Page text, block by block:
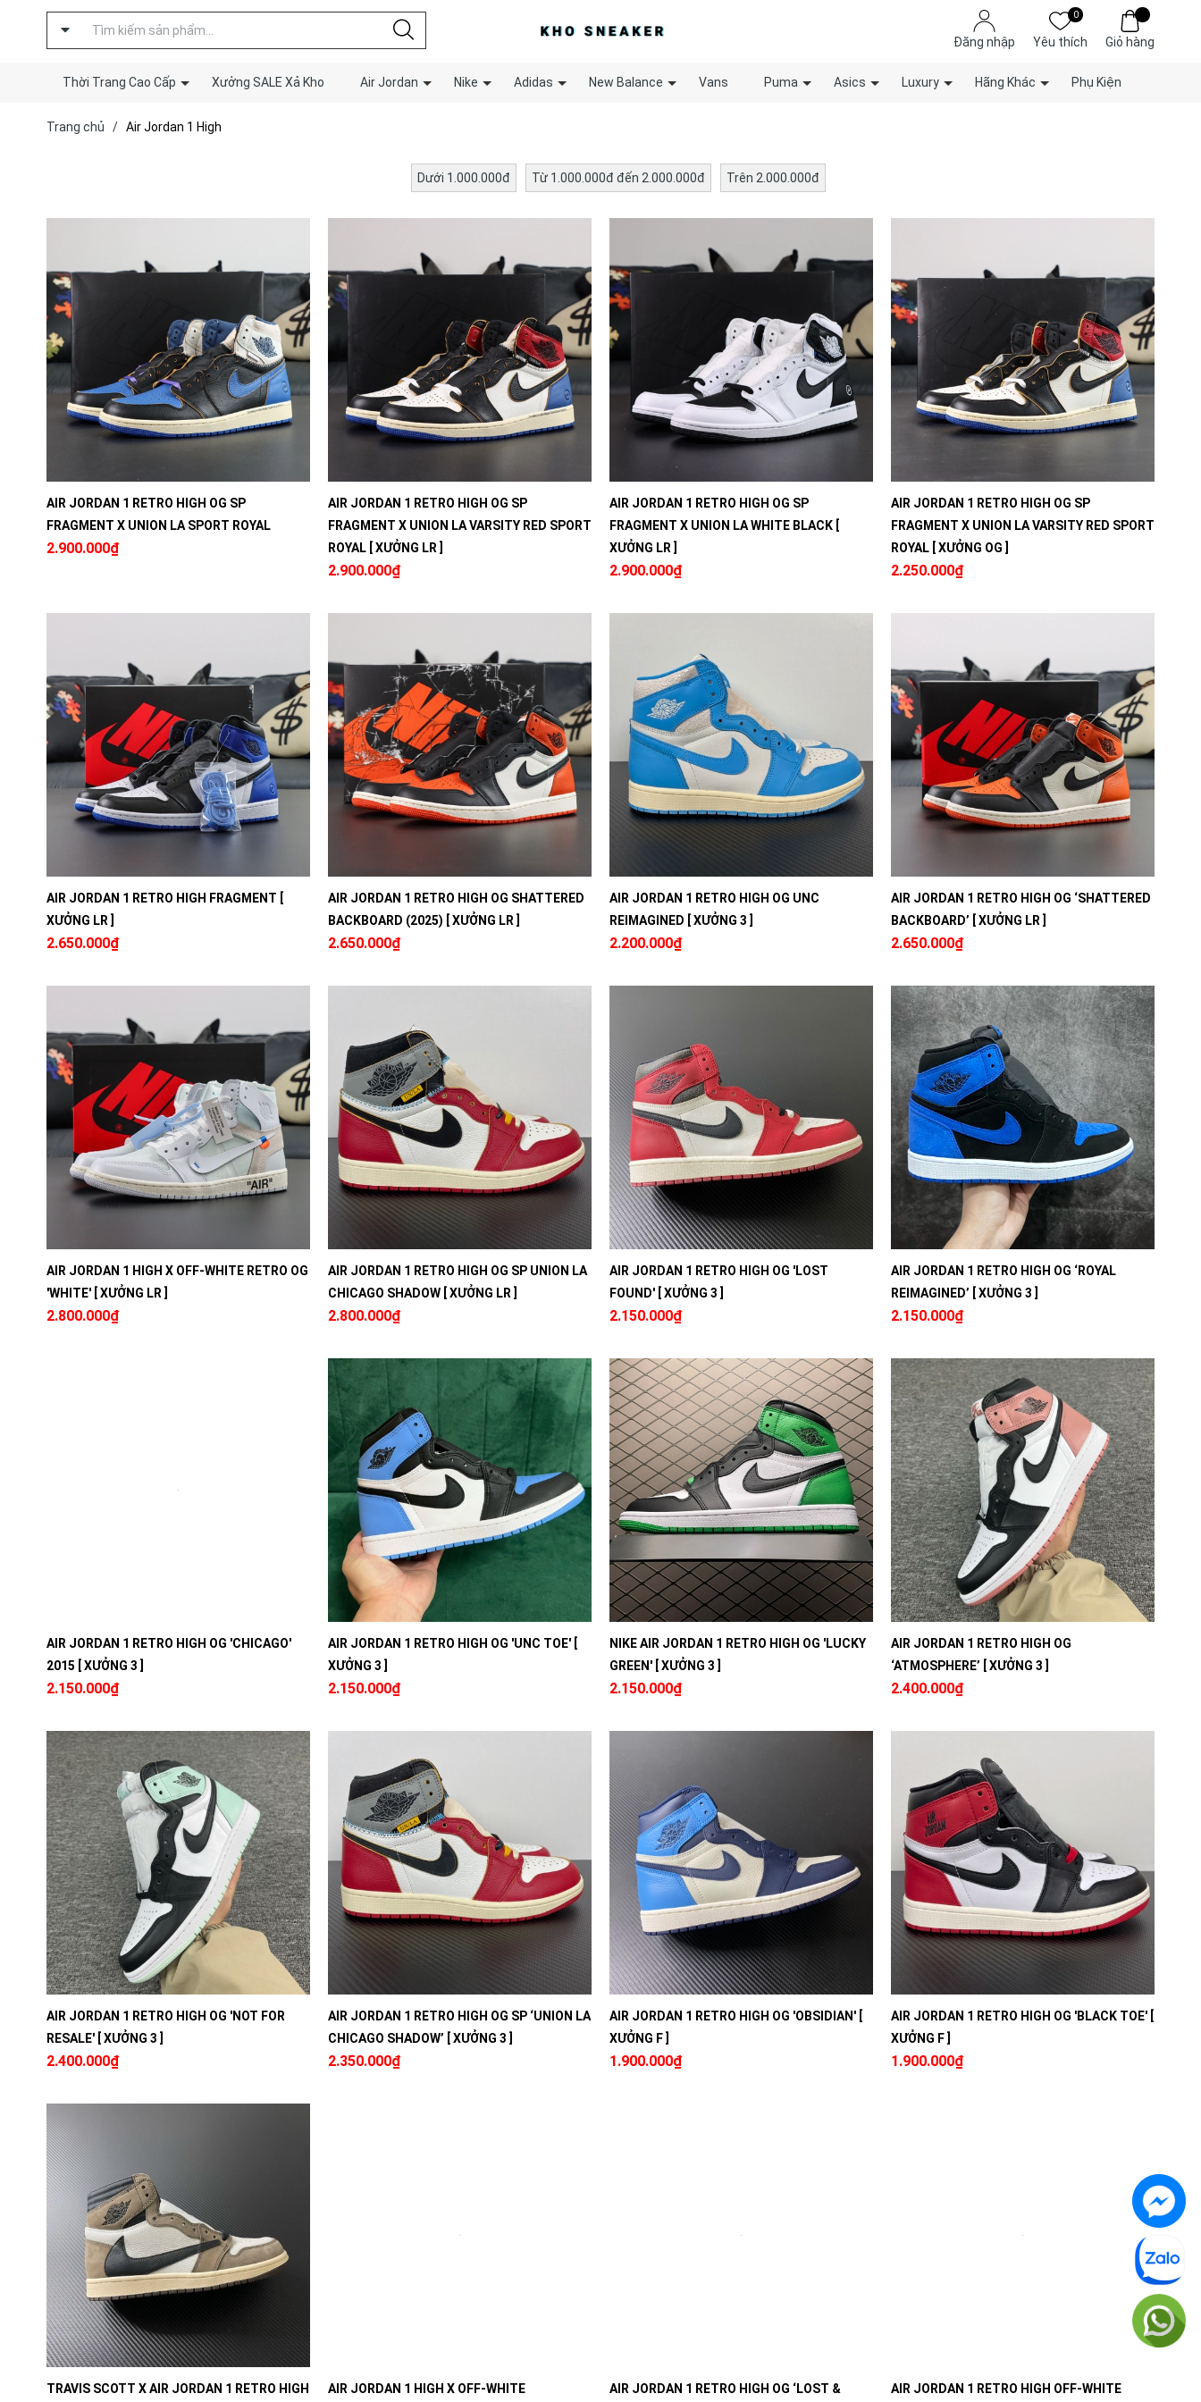
Đăng nhập
0
Yêu thích Giỏ hàng
Thời Trang Cao Cấp Xưởng SALE Xả Kho Air Jordan Nike Adidas New Balance Vans Puma Asics Luxury Hãng Khác Phụ Kiện
Trang chủ / Air Jordan 1 High
Dưới 1.000.000đ Từ 1.000.000đ đến 2.000.000đ Trên 2.000.000đ
AIR JORDAN 1 RETRO HIGH OG SP
FRAGMENT X UNION LA SPORT ROYAL
2.900.000₫
AIR JORDAN 1 RETRO HIGH OG SP
FRAGMENT X UNION LA VARSITY RED SPORT
ROYAL [ XƯỞNG LR ]
2.900.000₫
AIR JORDAN 1 RETRO HIGH OG SP
FRAGMENT X UNION LA WHITE BLACK [
XƯỞNG LR ]
2.900.000₫
AIR JORDAN 1 RETRO HIGH OG SP
FRAGMENT X UNION LA VARSITY RED SPORT
ROYAL [ XƯỞNG OG ]
2.250.000₫
AIR JORDAN 1 RETRO HIGH FRAGMENT [
XƯỞNG LR ]
2.650.000₫
AIR JORDAN 1 RETRO HIGH OG SHATTERED
BACKBOARD (2025) [ XƯỞNG LR ]
2.650.000₫
AIR JORDAN 1 RETRO HIGH OG UNC
REIMAGINED [ XƯỞNG 3 ]
2.200.000₫
AIR JORDAN 1 RETRO HIGH OG ‘SHATTERED
BACKBOARD’ [ XƯỞNG LR ]
2.650.000₫
AIR JORDAN 1 HIGH X OFF-WHITE RETRO OG
'WHITE' [ XƯỞNG LR ]
2.800.000₫
AIR JORDAN 1 RETRO HIGH OG SP UNION LA
CHICAGO SHADOW [ XƯỞNG LR ]
2.800.000₫
AIR JORDAN 1 RETRO HIGH OG 'LOST
FOUND' [ XƯỞNG 3 ]
2.150.000₫
AIR JORDAN 1 RETRO HIGH OG ‘ROYAL
REIMAGINED’ [ XƯỞNG 3 ]
2.150.000₫
AIR JORDAN 1 RETRO HIGH OG 'CHICAGO'
2015 [ XƯỞNG 3 ]
2.150.000₫
AIR JORDAN 1 RETRO HIGH OG 'UNC TOE' [
XƯỞNG 3 ]
2.150.000₫
NIKE AIR JORDAN 1 RETRO HIGH OG 'LUCKY
GREEN' [ XƯỞNG 3 ]
2.150.000₫
AIR JORDAN 1 RETRO HIGH OG
‘ATMOSPHERE’ [ XƯỞNG 3 ]
2.400.000₫
AIR JORDAN 1 RETRO HIGH OG 'NOT FOR
RESALE' [ XƯỞNG 3 ]
2.400.000₫
AIR JORDAN 1 RETRO HIGH OG SP ‘UNION LA
CHICAGO SHADOW’ [ XƯỞNG 3 ]
2.350.000₫
AIR JORDAN 1 RETRO HIGH OG 'OBSIDIAN' [
XƯỞNG F ]
1.900.000₫
AIR JORDAN 1 RETRO HIGH OG 'BLACK TOE' [
XƯỞNG F ]
1.900.000₫
TRAVIS SCOTT X AIR JORDAN 1 RETRO HIGH AIR JORDAN 1 HIGH X OFF-WHITE AIR JORDAN 1 RETRO HIGH OG ‘LOST & AIR JORDAN 1 RETRO HIGH OFF-WHITE